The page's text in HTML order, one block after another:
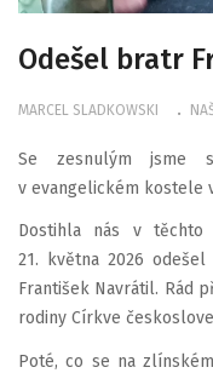
Odešel bratr
MARCEL SLADKOWSKI
Se zesnulým jsme
v evangelickém kostele
Dostihla nás v
21. května 2026
František Navrátil. Rád
rodiny Církve
Poté, co se na